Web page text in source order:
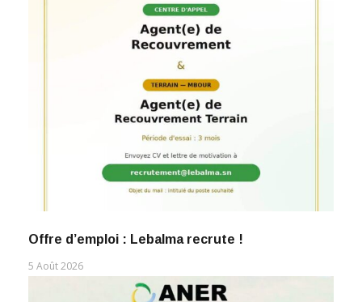
Offre d’emploi : Lebalma recrute !
5 Août 2026